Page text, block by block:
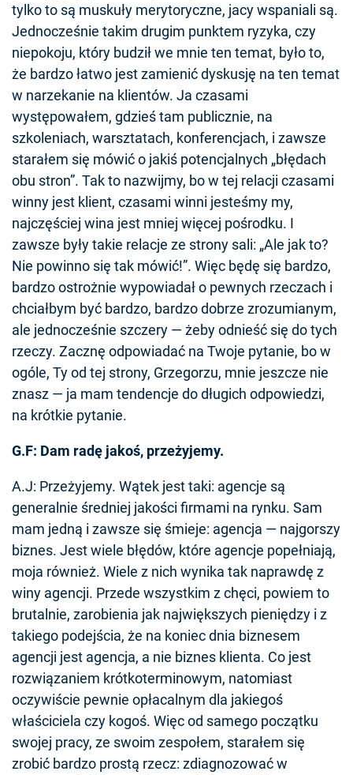
tylko to są muskuły merytoryczne, jacy wspaniali są.
Jednocześnie takim drugim punktem ryzyka, czy
niepokoju, który budził we mnie ten temat, było to,
że bardzo łatwo jest zamienić dyskusję na ten temat
w narzekanie na klientów. Ja czasami
występowałem, gdzieś tam publicznie, na
szkoleniach, warsztatach, konferencjach, i zawsze
starałem się mówić o jakiś potencjalnych „błędach
obu stron”. Tak to nazwijmy, bo w tej relacji czasami
winny jest klient, czasami winni jesteśmy my,
najczęściej wina jest mniej więcej pośrodku. I
zawsze były takie relacje ze strony sali: „Ale jak to?
Nie powinno się tak mówić!”. Więc będę się bardzo,
bardzo ostrożnie wypowiadał o pewnych rzeczach i
chciałbym być bardzo, bardzo dobrze zrozumianym,
ale jednocześnie szczery — żeby odnieść się do tych
rzeczy. Zacznę odpowiadać na Twoje pytanie, bo w
ogóle, Ty od tej strony, Grzegorzu, mnie jeszcze nie
znasz — ja mam tendencje do długich odpowiedzi,
na krótkie pytanie.
G.F: Dam radę jakoś, przeżyjemy.
A.J: Przeżyjemy. Wątek jest taki: agencje są
generalnie średniej jakości firmami na rynku. Sam
mam jedną i zawsze się śmieje: agencja — najgorszy
biznes. Jest wiele błędów, które agencje popełniają,
moja również. Wiele z nich wynika tak naprawdę z
winy agencji. Przede wszystkim z chęci, powiem to
brutalnie, zarobienia jak największych pieniędzy i z
takiego podejścia, że na koniec dnia biznesem
agencji jest agencja, a nie biznes klienta. Co jest
rozwiązaniem krótkoterminowym, natomiast
oczywiście pewnie opłacalnym dla jakiegoś
właściciela czy kogoś. Więc od samego początku
swojej pracy, ze swoim zespołem, starałem się
zrobić bardzo prostą rzecz: zdiagnozować w